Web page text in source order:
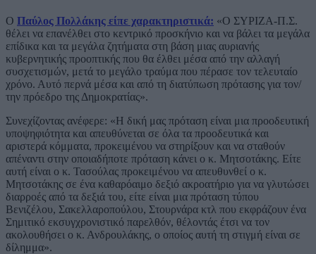
Ο Παύλος Πολλάκης είπε χαρακτηριστικά: «Ο ΣΥΡΙΖΑ-Π.Σ.
θέλει να επανέλθει στο κεντρικό προσκήνιο και να βάλει τα μεγάλα
επίδικα και τα μεγάλα ζητήματα στη βάση μιας αυριανής
κυβερνητικής προοπτικής που θα έλθει μέσα από την αλλαγή
συσχετισμών, μετά το μεγάλο τραύμα που πέρασε τον τελευταίο
χρόνο. Αυτό περνά μέσα και από τη διατύπωση πρότασης για τον/
την πρόεδρο της Δημοκρατίας».
Συνεχίζοντας ανέφερε: «Η δική μας πρόταση είναι μια προοδευτική
υποψηφιότητα και απευθύνεται σε όλα τα προοδευτικά και
αριστερά κόμματα, προκειμένου να στηρίξουν και να σταθούν
απέναντι στην οποιαδήποτε πρόταση κάνει ο κ. Μητσοτάκης. Είτε
αυτή είναι ο κ. Τασούλας προκειμένου να απευθυνθεί ο κ.
Μητσοτάκης σε ένα καθαρόαιμο δεξιό ακροατήριο για να γλυτώσει
διαρροές από τα δεξιά του, είτε είναι μια πρόταση τύπου
Βενιζέλου, Σακελλαροπούλου, Στουρνάρα κτλ που εκφράζουν ένα
Σημιτικό εκσυγχρονιστικό παρελθόν, θέλοντάς έτσι να τον
ακολουθήσει ο κ. Ανδρουλάκης, ο οποίος αυτή τη στιγμή είναι σε
δίλημμα».